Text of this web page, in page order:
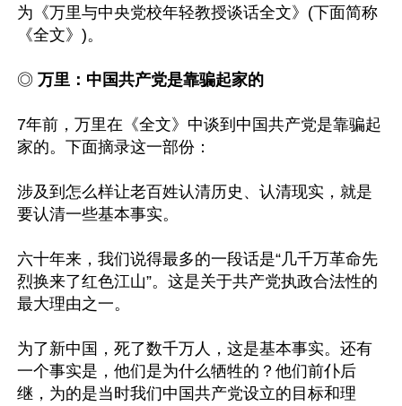
为《万里与中央党校年轻教授谈话全文》(下面简称
《全文》)。
◎ 万里：中国共产党是靠骗起家的
7年前，万里在《全文》中谈到中国共产党是靠骗起
家的。下面摘录这一部份：
涉及到怎么样让老百姓认清历史、认清现实，就是
要认清一些基本事实。
六十年来，我们说得最多的一段话是“几千万革命先
烈换来了红色江山”。这是关于共产党执政合法性的
最大理由之一。
为了新中国，死了数千万人，这是基本事实。还有
一个事实是，他们是为什么牺牲的？他们前仆后
继，为的是当时我们中国共产党设立的目标和理